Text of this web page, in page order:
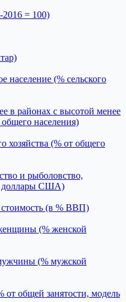
2016 = 100)
население (% сельского
в районах с высотой менее
населения)
хозяйства (% от общего
и рыболовство,
доллары США)
стоимость (в % ВВП)
женщины (% женской
мужчины (% мужской
от общей занятости, модель